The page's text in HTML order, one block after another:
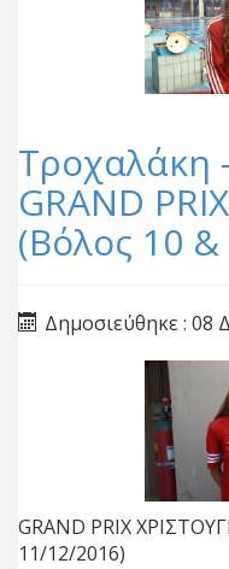
Τροχαλάκη
GRAND
(Βόλος 10
Δημοσιεύθηκε : 08
GRAND PRIX
11/12/2016)